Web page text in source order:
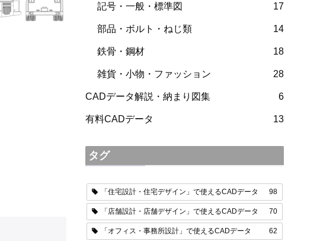
記号・一般・標準図 17
部品・ボルト・ねじ類 14
鉄骨・鋼材 18
雑貨・小物・ファッション 28
CADデータ解説・納まり図集 6
有料CADデータ 13
タグ
「住宅設計・住宅デザイン」で使えるCADデータ 98
「店舗設計・店舗デザイン」で使えるCADデータ 70
「オフィス・事務所設計」で使えるCADデータ 62